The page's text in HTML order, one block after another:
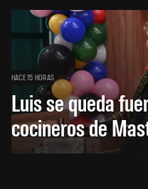
HACE 15 HORAS
Luis se queda
cocineros de